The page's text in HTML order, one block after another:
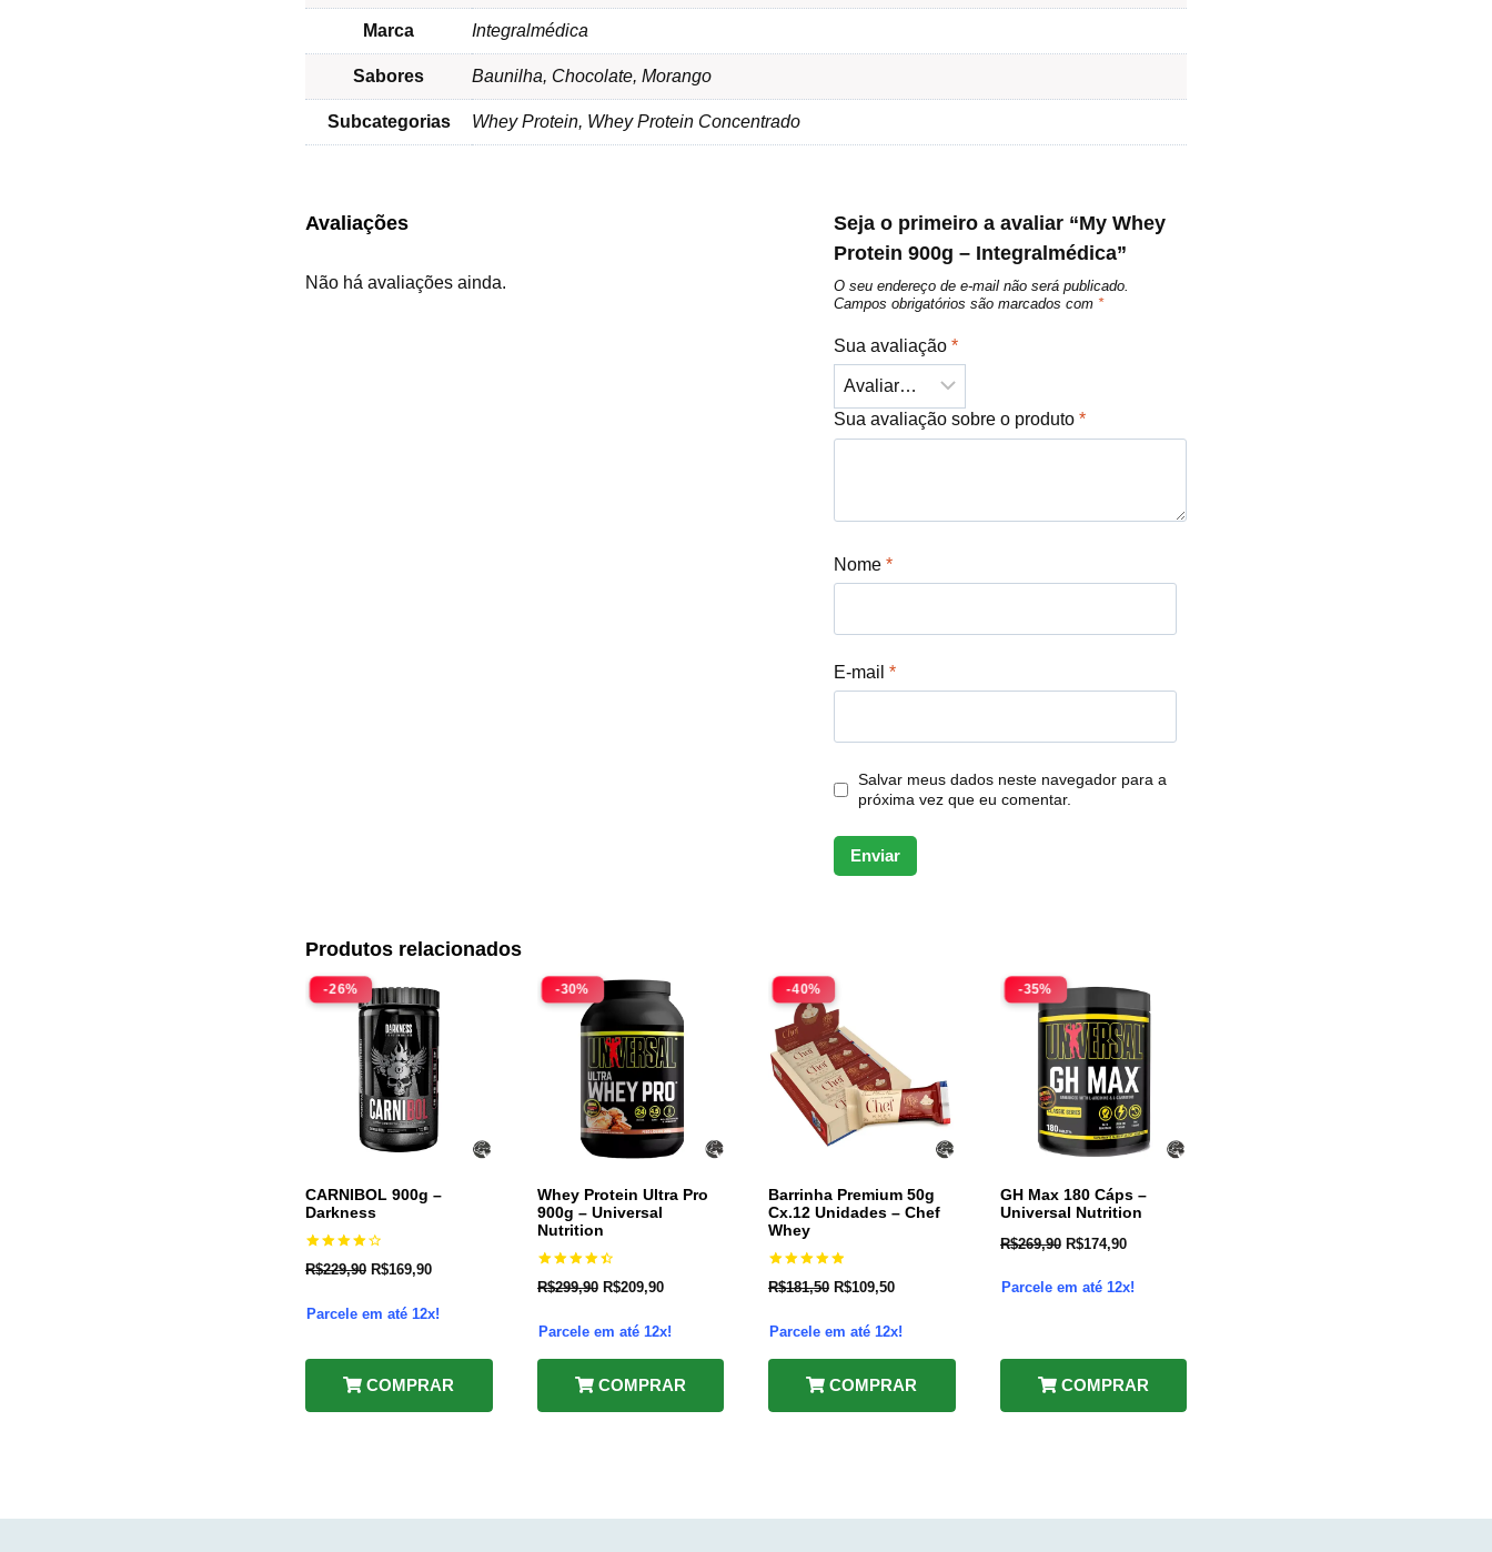
Marca Integralmédica
Sabores Baunilha, Chocolate, Morango
Subcategorias Whey Protein, Whey Protein Concentrado
Avaliações
Não há avaliações ainda.
Seja o primeiro a avaliar “My Whey
Protein 900g – Integralmédica”
O seu endereço de e-mail não será publicado.
Campos obrigatórios são marcados com *
Sua avaliação*
Sua avaliação sobre o produto*
Nome*
E-mail*
Salvar meus dados neste navegador para a
próxima vez que eu comentar.
Produtos relacionados
-26%
CARNIBOL 900g –
Darkness
Avaliação
4.25
R$229,90 R$169,90
Parcele em até 12x!
COMPRAR
-30%
Whey Protein Ultra Pro
900g – Universal
Nutrition
Avaliação
4.60
R$299,90 R$209,90
Parcele em até 12x!
COMPRAR
-40%
Barrinha Premium 50g
Cx.12 Unidades – Chef
Whey
Avaliação
5.00
R$181,50 R$109,50
Parcele em até 12x!
COMPRAR
-35%
GH Max 180 Cáps –
Universal Nutrition
R$269,90 R$174,90
Parcele em até 12x!
COMPRAR